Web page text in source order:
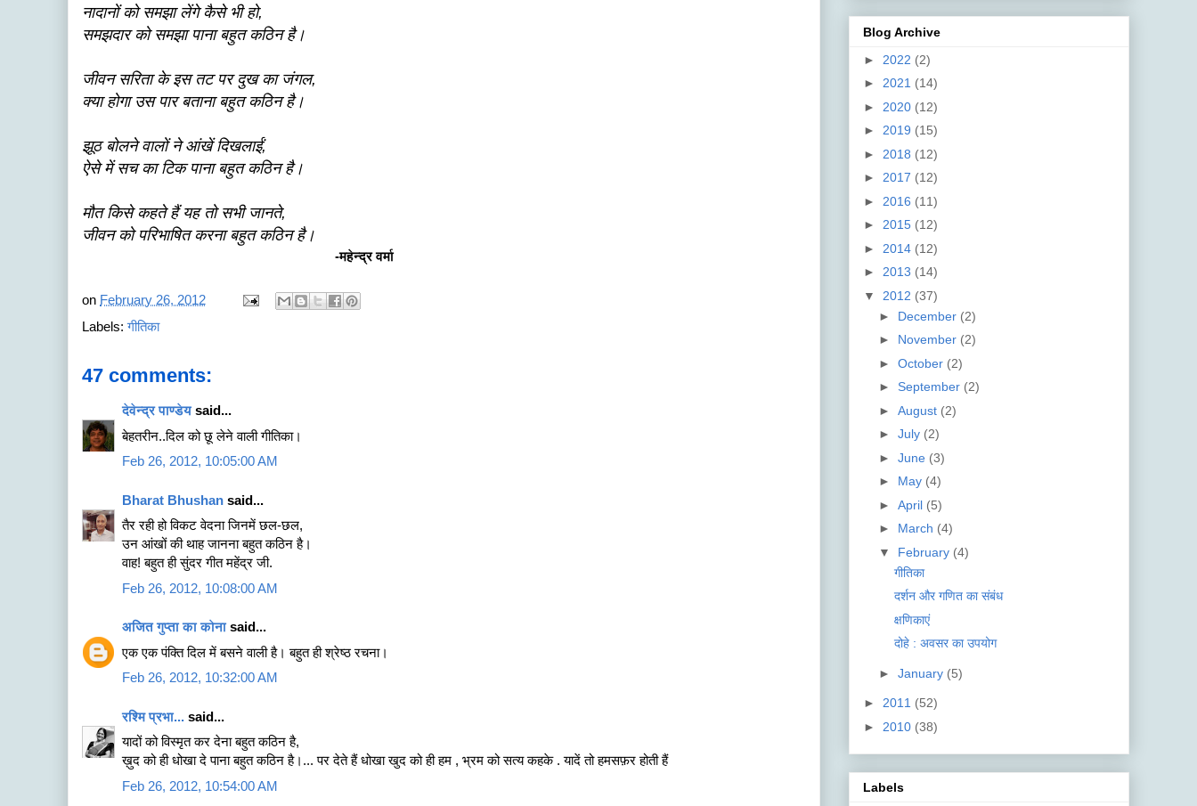
नादानों को समझा लेंगे कैसे भी हो,
समझदार को समझा पाना बहुत कठिन है।
जीवन सरिता के इस तट पर दुख का जंगल,
क्या होगा उस पार बताना बहुत कठिन है।
झूठ बोलने वालों ने आंखें दिखलाईं,
ऐसे में सच का टिक पाना बहुत कठिन है।
मौत किसे कहते हैं यह तो सभी जानते,
जीवन को परिभाषित करना बहुत कठिन है।
-महेन्द्र वर्मा
on February 26, 2012
Labels:गीतिका
47 comments:
देवेन्द्र पाण्डेय said...
बेहतरीन..दिल को छू लेने वाली गीतिका।
Feb 26, 2012, 10:05:00 AM
Bharat Bhushan said...
तैर रही हो विकट वेदना जिनमें छल-छल,
उन आंखों की थाह जानना बहुत कठिन है।
वाह! बहुत ही सुंदर गीत महेंद्र जी.
Feb 26, 2012, 10:08:00 AM
अजित गुप्ता का कोनाsaid...
एक एक पंक्ति दिल में बसने वाली है। बहुत ही श्रेष्‍ठ रचना।
Feb 26, 2012, 10:32:00 AM
रश्मि प्रभा... said...
यादों को विस्मृत कर देना बहुत कठिन है,
ख़ुद को ही धोखा दे पाना बहुत कठिन है।... पर देते हैं धोखा खुद को ही हम , भ्रम को सत्य कहके . यादें तो हमसफ़र होती हैं
Feb 26, 2012, 10:54:00 AM
Blog Archive
► 2022 (2)
► 2021 (14)
► 2020 (12)
► 2019 (15)
► 2018 (12)
► 2017 (12)
► 2016 (11)
► 2015 (12)
► 2014 (12)
► 2013 (14)
▼ 2012 (37)
► December (2)
► November (2)
► October (2)
► September (2)
► August (2)
► July (2)
► June (3)
► May (4)
► April (5)
► March (4)
▼ February (4)
गीतिका
दर्शन और गणित का संबंध
क्षणिकाएं
दोहे : अवसर का उपयोग
► January (5)
► 2011 (52)
► 2010 (38)
Labels